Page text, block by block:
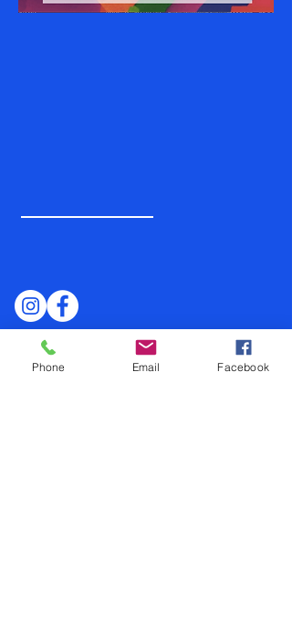
PARTENAIRES
Phone Email Facebook